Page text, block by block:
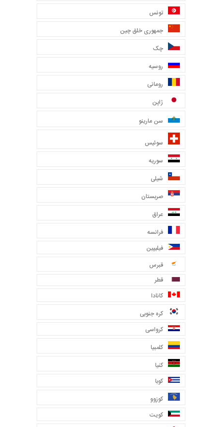
تونس
جمهوری خلق چین
چک
روسیه
رومانی
ژاپن
سن مارینو
سوئیس
سوریه
شیلی
صربستان
عراق
فرانسه
فیلیپین
قبرس
قطر
کانادا
کره جنوبی
کرواسی
کلمبیا
کنیا
کوبا
کوزوو
کویت